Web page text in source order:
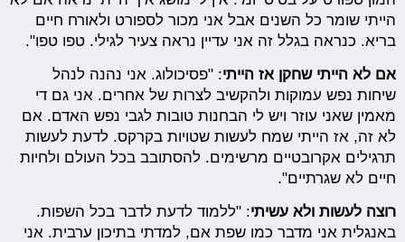
הייתי שומר כל השנים אבל אני מכור לספורט ולאורח חיים
בריא. כנראה בגלל זה אני עדיין נראה צעיר לגילי. טפו טפו".
אם לא הייתי שחקן אז הייתי: "פסיכולוג. אני נהנה לנהל
שיחות נפש עמוקות ולהקשיב לצרות של אחרים. אני גם די
מאמין שאני עוזר ויש לי הבחנות טובות לגבי נפש האדם. אם
לא זה, אז הייתי שמח לעשות שטויות בקרקס. לדעת לעשות
תרגילים אקרובטיים מרשימים. להסתובב בכל העולם ולחיות
חיים לא שגרתיים".
רוצה לעשות ולא עשיתי: "ללמוד לדעת לדבר בכל השפות.
באנגלית אני מדבר כמו שפת אם, למדתי בתיכון ערבית. אני